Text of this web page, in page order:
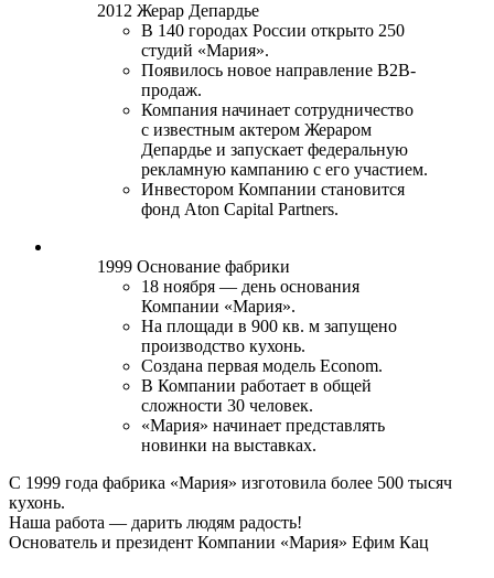
2012 Жерар Депардье
В 140 городах России открыто 250
студий «Мария».
Появилось новое направление B2B-
продаж.
Компания начинает сотрудничество
с известным актером Жераром
Депардье и запускает федеральную
рекламную кампанию с его участием.
Инвестором Компании становится
фонд Aton Capital Partners.
1999 Основание фабрики
18 ноября — день основания
Компании «Мария».
На площади в 900 кв. м запущено
производство кухонь.
Создана первая модель Econom.
В Компании работает в общей
сложности 30 человек.
«Мария» начинает представлять
новинки на выставках.
C 1999 года фабрика «Мария» изготовила более 500 тысяч
кухонь.
Наша работа — дарить людям радость!
Основатель и президент Компании «Мария» Ефим Кац